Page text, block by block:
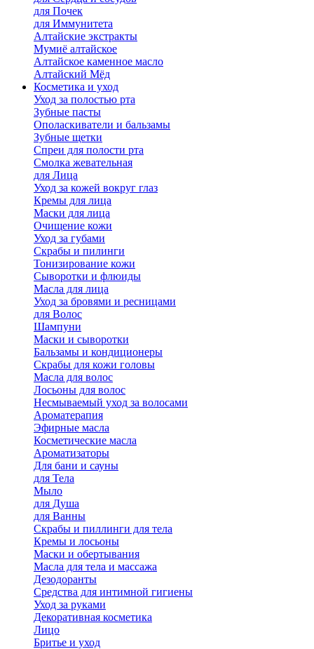
для Почек
для Иммунитета
Алтайские экстракты
Мумиё алтайское
Алтайское каменное масло
Алтайский Мёд
Косметика и уход
Уход за полостью рта
Зубные пасты
Ополаскиватели и бальзамы
Зубные щетки
Спреи для полости рта
Смолка жевательная
для Лица
Уход за кожей вокруг глаз
Кремы для лица
Маски для лица
Очищение кожи
Уход за губами
Скрабы и пилинги
Тонизирование кожи
Сыворотки и флюиды
Масла для лица
Уход за бровями и ресницами
для Волос
Шампуни
Маски и сыворотки
Бальзамы и кондиционеры
Скрабы для кожи головы
Масла для волос
Лосьоны для волос
Несмываемый уход за волосами
Ароматерапия
Эфирные масла
Косметические масла
Ароматизаторы
Для бани и сауны
для Тела
Мыло
для Душа
для Ванны
Скрабы и пиллинги для тела
Кремы и лосьоны
Маски и обертывания
Масла для тела и массажа
Дезодоранты
Средства для интимной гигиены
Уход за руками
Декоративная косметика
Лицо
Бритье и уход